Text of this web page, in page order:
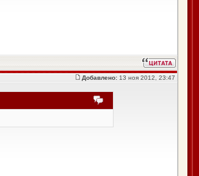
Добавлено: 13 ноя 2012, 23:47